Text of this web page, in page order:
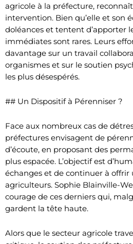
agricole à la préfecture,
intervention. Bien qu’elle et son
doléances et tentent d’apporter
immédiates sont rares. Leurs
davantage sur un travail
organismes et sur le soutien
les plus désespérés.
## Un Dispositif à Pérenniser ?
Face aux nombreux cas de
préfectures envisagent de
d’écoute, en proposant des
plus espacée. L’objectif est
échanges et de continuer à
agriculteurs. Sophie Blainville-
courage de ces derniers qui,
gardent la tête haute.
Alors que le secteur agricole